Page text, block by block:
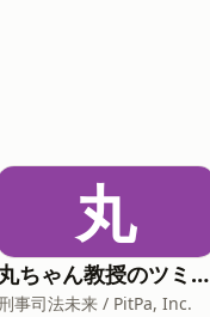
丸
丸ちゃん教授のツミナハナシ-市民のための犯罪学-
事司法未来 / PitPa, Inc.